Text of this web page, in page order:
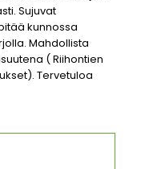
Sujuvat
kunnossa
Mahdollista
( Riihontien
Tervetuloa